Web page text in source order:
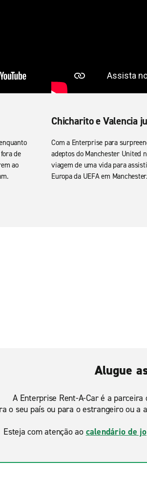
de
ao
Chicharito e Valencia
Com a Enterprise para
adeptos do Manchester United
viagem de uma vida para
Europa da UEFA em Manchester.
Alugue
A Enterprise Rent-A-Car é a parceira
o seu país ou para o estrangeiro ou
Esteja com atenção ao calendário de